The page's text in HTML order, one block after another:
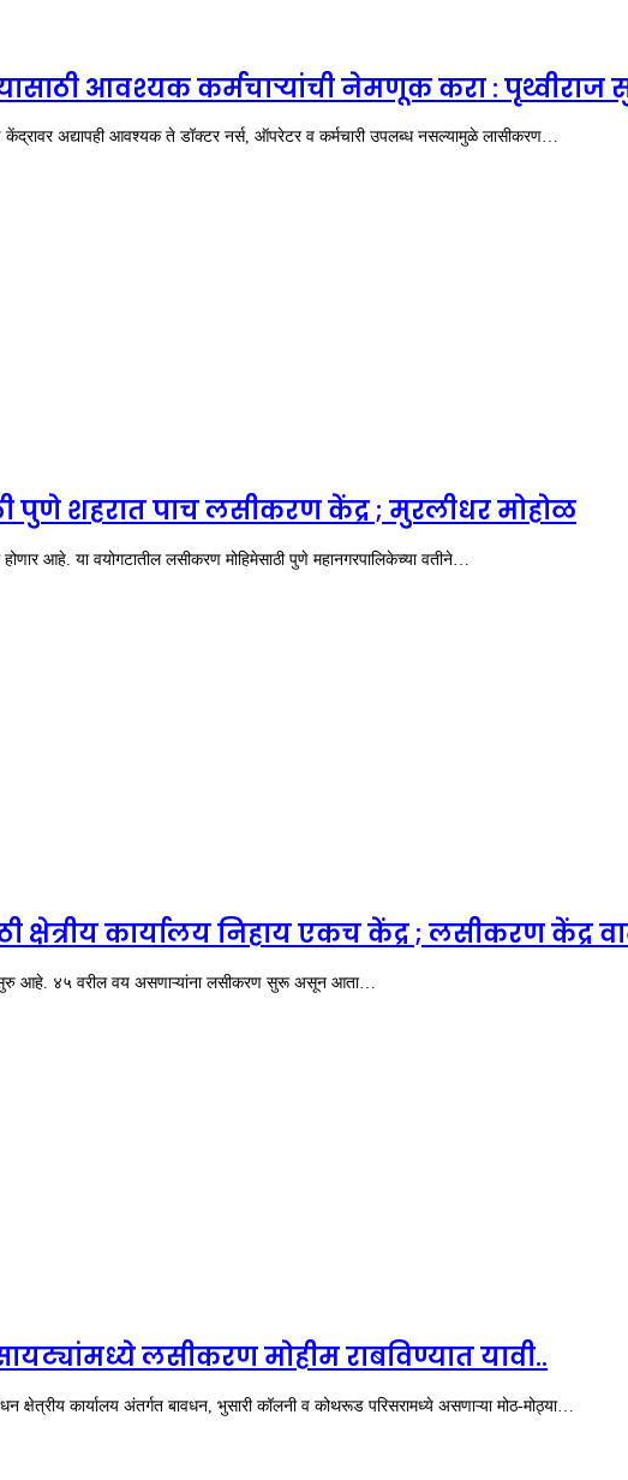
आवश्यक कर्मचाऱ्यांची नेमणूक करा : पृथ्वीराज
अद्यापही आवश्यक ते डॉक्टर नर्स, ऑपरेटर व कर्मचारी उपलब्ध नसल्यामुळे लासीकरण…
पुणे शहरात पाच लसीकरण केंद्र ; मुरलीधर मोहोळ
आहे. या वयोगटातील लसीकरण मोहिमेसाठी पुणे महानगरपालिकेच्या वतीने…
क्षेत्रीय कार्यालय निहाय एकच केंद्र ; लसीकरण केंद्र
सुरु आहे. ४५ वरील वय असणाऱ्यांना लसीकरण सुरू असून आता…
लसीकरण मोहीम राबविण्यात यावी..
क्षेत्रीय कार्यालय अंतर्गत बावधन, भुसारी कॉलनी व कोथरूड परिसरामध्ये असणाऱ्या मोठ-मोठ्या…